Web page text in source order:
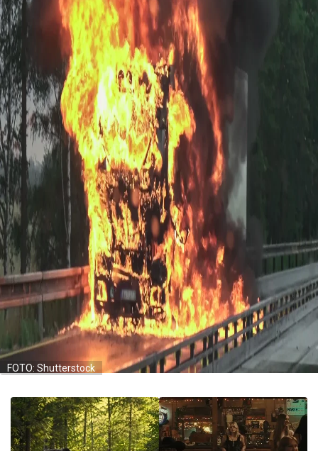
FOTO: Shutterstock